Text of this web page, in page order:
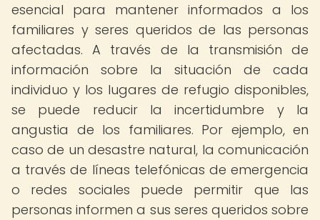
esencial para mantener informados a los
familiares y seres queridos de las personas
afectadas. A través de la transmisión de
información sobre la situación de cada
individuo y los lugares de refugio disponibles,
se puede reducir la incertidumbre y la
angustia de los familiares. Por ejemplo, en
caso de un desastre natural, la comunicación
a través de líneas telefónicas de emergencia
o redes sociales puede permitir que las
personas informen a sus seres queridos sobre